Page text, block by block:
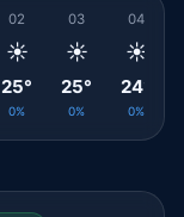
02
☀️
25°
0%
03
☀️
25°
0%
04
☀️
24°
0%